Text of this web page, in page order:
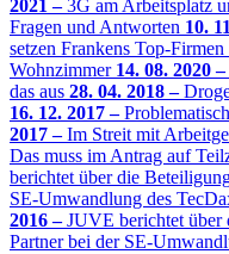
2021 –3G am Arbeitsplatz
Fragen und Antworten 10.
setzen Frankens Top-
Wohnzimmer 14. 08. 2020 –
das aus 28. 04. 2018 –
16. 12. 2017 –
2017 –Im Streit mit
Das muss im Antrag auf
berichtet über die
SE-Umwandlung des
2016 –JUVE berichtet über
Partner bei der SE-